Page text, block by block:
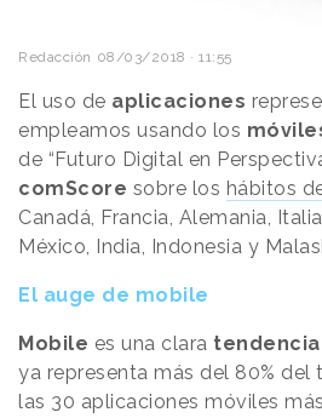
Redacción 08/03/2018 · 11:55
El uso de aplicaciones
empleamos usando los
de “Futuro Digital en
comScore sobre los hábitos
Canadá, Francia, Alemania,
México, India, Indonesia y
El auge de mobile
Mobile es una clara tendencia
ya representa más del 80%
las 30 aplicaciones móviles